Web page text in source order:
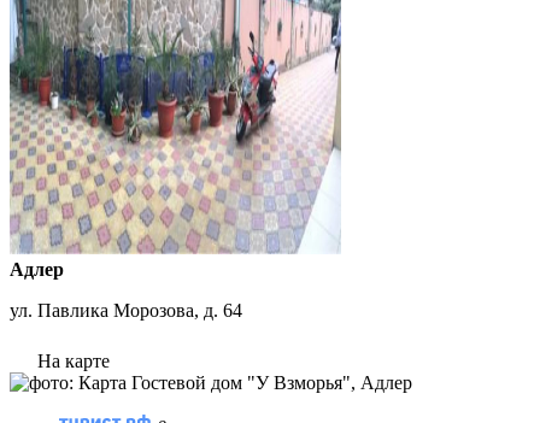
Адлер
ул. Павлика Морозова, д. 64
На карте